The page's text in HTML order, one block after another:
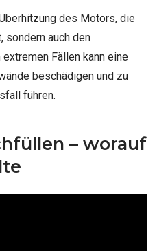
des Motors, die
sondern auch den
Fällen kann eine
beschädigen und zu
führen.
– worauf